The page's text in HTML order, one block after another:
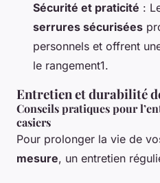
Sécurité et praticité :
serrures sécurisées
personnels et offrent
le rangement1.
Entretien et durabilité
Conseils pratiques pour
casiers
Pour prolonger la vie de
mesure, un entretien